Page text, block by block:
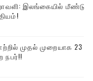
இலங்கையில் மீண்டும்
முதல் முறையாக 23
நபர்!!